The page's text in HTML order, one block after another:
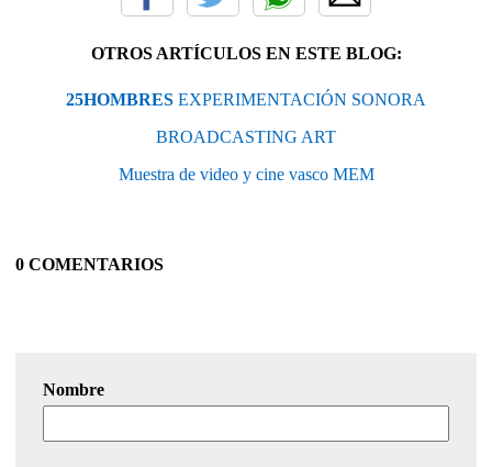
OTROS ARTÍCULOS EN ESTE BLOG:
25HOMBRES EXPERIMENTACIÓN SONORA
BROADCASTING ART
Muestra de video y cine vasco MEM
0 COMENTARIOS
Nombre